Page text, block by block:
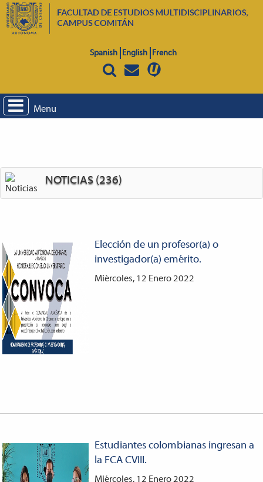
Spanish English French
Menu
NOTICIAS (236)
Elección de un profesor(a) o
investigador(a) emérito.
Miércoles, 12 Enero 2022
Estudiantes colombianas ingresan a
la FCA CVIII.
Miércoles, 12 Enero 2022